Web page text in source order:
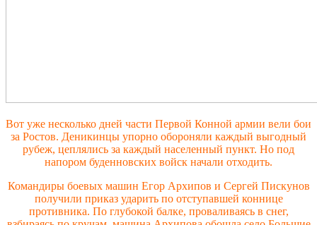
Вот уже несколько дней части Первой Конной армии вели бои
за Ростов. Деникинцы упорно обороняли каждый выгодный
рубеж, цеплялись за каждый населенный пункт. Но под
напором буденновских войск начали отходить.
Командиры боевых машин Егор Архипов и Сергей Пискунов
получили приказ ударить по отступавшей коннице
противника. По глубокой балке, проваливаясь в снег,